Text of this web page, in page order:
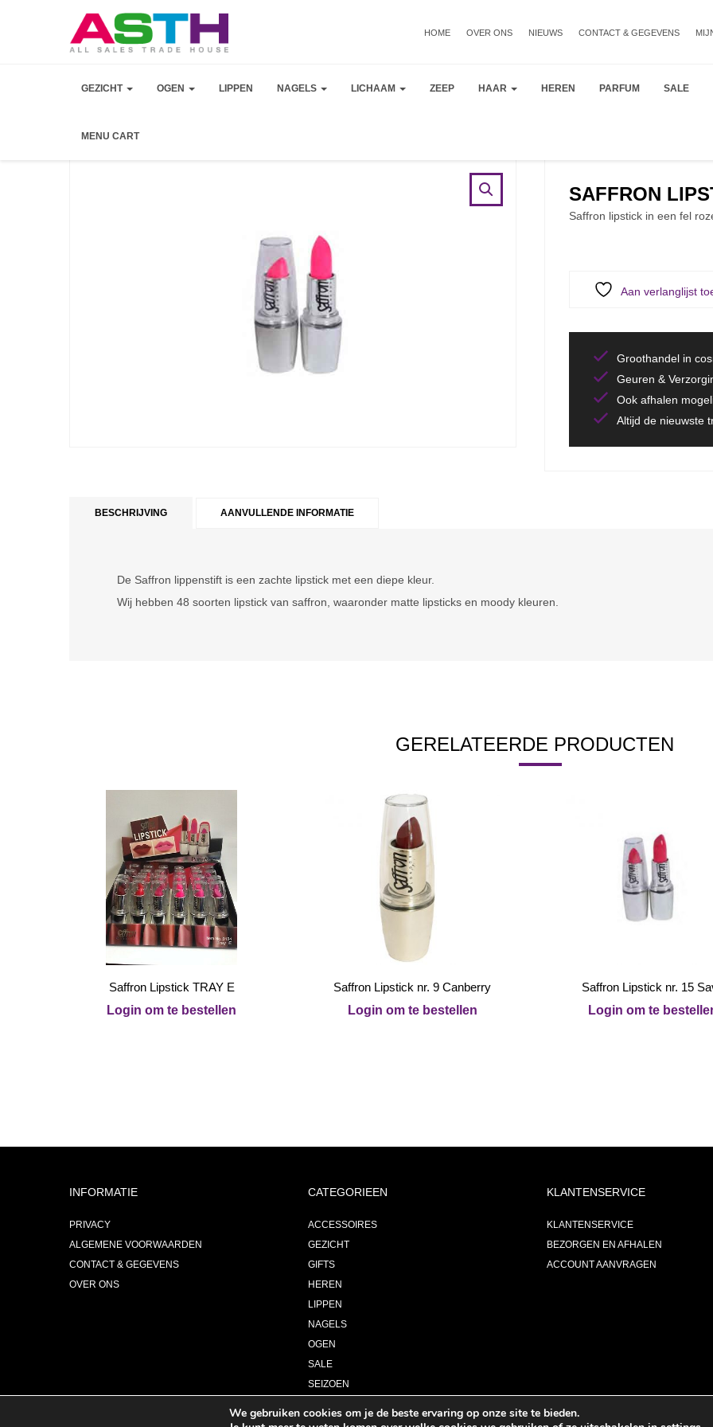
HOME OVER ONS NIEUWS CONTACT & GEGEVENS
GEZICHT OGEN LIPPEN NAGELS LICHAAM ZEEP HAAR HEREN PARFUM SALE
MENU CART
SAFFRON
Saffron lipstick in een fel
Aan verlanglijst
Groothandel in
Geuren &
Ook afhalen
Altijd de nieuwste
BESCHRIJVING AANVULLENDE INFORMATIE
De Saffron lippenstift is een zachte lipstick met een diepe kleur.
Wij hebben 48 soorten lipstick van saffron, waaronder matte lipsticks en moody kleuren.
GERELATEERDE PRODUCTEN
Saffron Lipstick TRAY E
Login om te bestellen
Saffron Lipstick nr. 9 Canberry
Login om te bestellen
Saffron Lipstick nr. 15
Login om te
INFORMATIE
PRIVACY
ALGEMENE VOORWAARDEN
CONTACT & GEGEVENS
OVER ONS
CATEGORIEEN
ACCESSOIRES
GEZICHT
GIFTS
HEREN
LIPPEN
NAGELS
OGEN
SALE
SEIZOEN
KLANTENSERVICE
KLANTENSERVICE
BEZORGEN EN AFHALEN
ACCOUNT AANVRAGEN
We gebruiken cookies om je de beste ervaring op onze site te bieden.